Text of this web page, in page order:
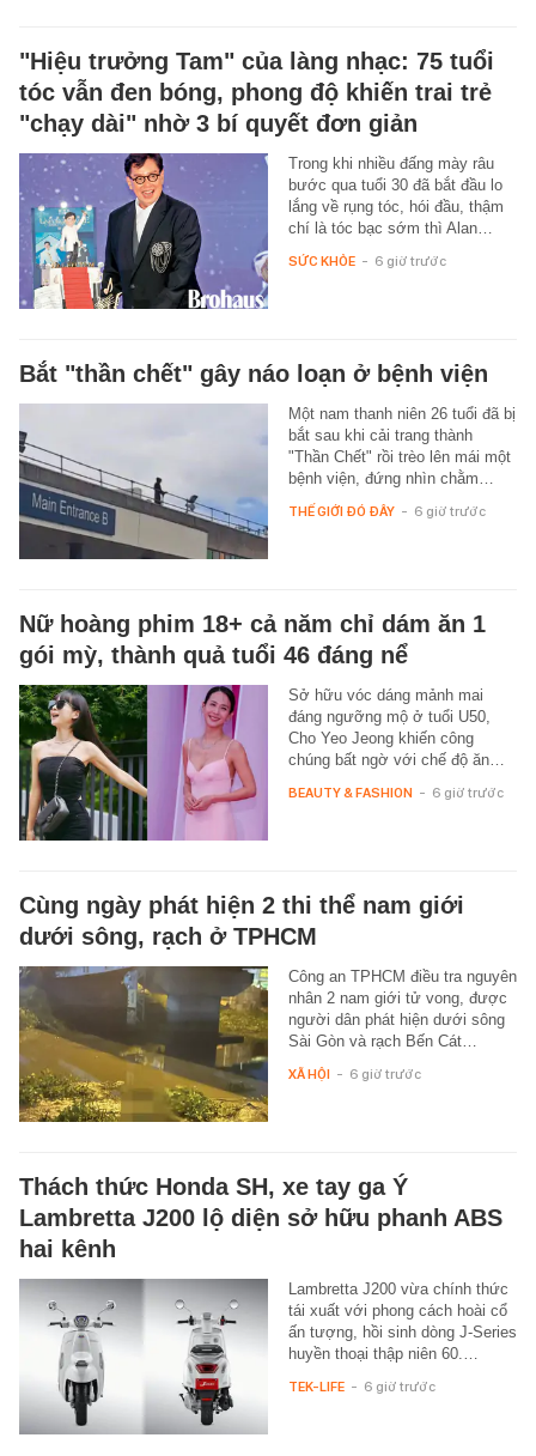
"Hiệu trưởng Tam" của làng nhạc: 75 tuổi
tóc vẫn đen bóng, phong độ khiến trai trẻ
"chạy dài" nhờ 3 bí quyết đơn giản
Trong khi nhiều đấng mày râu
bước qua tuổi 30 đã bắt đầu lo
lắng về rụng tóc, hói đầu, thậm
chí là tóc bạc sớm thì Alan…
SỨC KHỎE - 6 giờ trước
Bắt "thần chết" gây náo loạn ở bệnh viện
Một nam thanh niên 26 tuổi đã bị
bắt sau khi cải trang thành
"Thần Chết" rồi trèo lên mái một
bệnh viện, đứng nhìn chằm…
THẾ GIỚI ĐÓ ĐÂY - 6 giờ trước
Nữ hoàng phim 18+ cả năm chỉ dám ăn 1
gói mỳ, thành quả tuổi 46 đáng nể
Sở hữu vóc dáng mảnh mai
đáng ngưỡng mộ ở tuổi U50,
Cho Yeo Jeong khiến công
chúng bất ngờ với chế độ ăn…
BEAUTY & FASHION - 6 giờ trước
Cùng ngày phát hiện 2 thi thể nam giới
dưới sông, rạch ở TPHCM
Công an TPHCM điều tra nguyên
nhân 2 nam giới tử vong, được
người dân phát hiện dưới sông
Sài Gòn và rạch Bến Cát…
XÃ HỘI - 6 giờ trước
Thách thức Honda SH, xe tay ga Ý
Lambretta J200 lộ diện sở hữu phanh ABS
hai kênh
Lambretta J200 vừa chính thức
tái xuất với phong cách hoài cổ
ấn tượng, hồi sinh dòng J-Series
huyền thoại thập niên 60.…
TEK-LIFE - 6 giờ trước